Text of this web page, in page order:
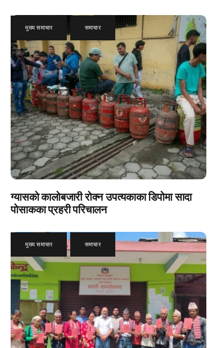
मुख्य समाचार , समाचार
ग्यासको कालोबजारी रोक्न उपत्यकाका डिपोमा सादा
पोसाकका प्रहरी परिचालन
मुख्य समाचार , समाचार